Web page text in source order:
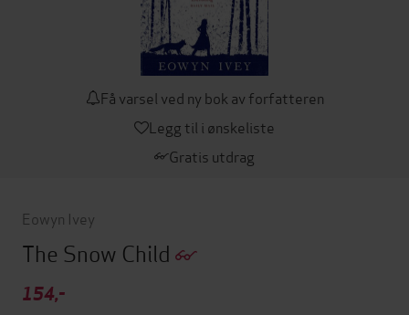
Få varsel ved ny bok av forfatteren
Legg til i ønskeliste
Gratis utdrag
Eowyn Ivey
The Snow Child
154,-